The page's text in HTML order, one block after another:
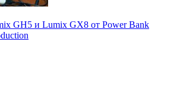
GH5 и Lumix GX8 от Power Bank